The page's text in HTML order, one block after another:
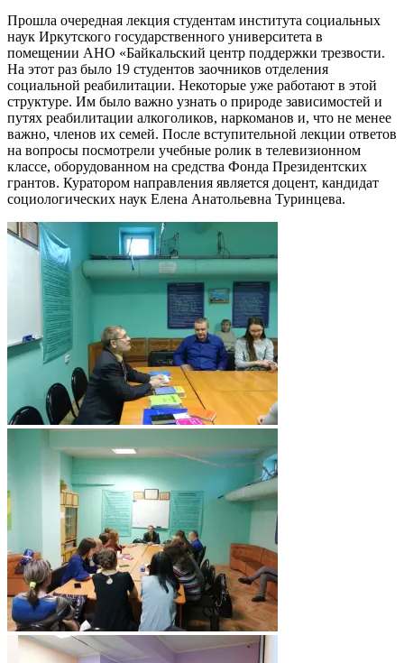
Прошла очередная лекция студентам института социальных
наук Иркутского государственного университета в
помещении АНО «Байкальский центр поддержки трезвости.
На этот раз было 19 студентов заочников отделения
социальной реабилитации. Некоторые уже работают в этой
структуре. Им было важно узнать о природе зависимостей и
путях реабилитации алкоголиков, наркоманов и, что не менее
важно, членов их семей. После вступительной лекции ответов
на вопросы посмотрели учебные ролик в телевизионном
классе, оборудованном на средства Фонда Президентских
грантов. Куратором направления является доцент, кандидат
социологических наук Елена Анатольевна Туринцева.